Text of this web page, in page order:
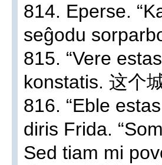
814. Eperse.
seĝodu
815. “Vere
konstatis. 这个
816. “Eble
diris Frida.
Sed tiam mi